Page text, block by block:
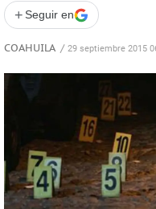
+ Seguir en
COAHUILA / 29 septiembre 2015